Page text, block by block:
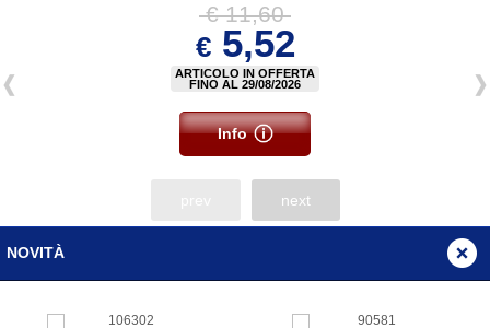
€ 11,60
€5,52
ARTICOLO IN OFFERTA
FINO AL 29/08/2026
Info
next
NOVITÀ